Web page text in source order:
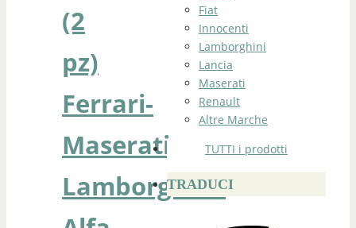
(2
pz)
Ferrari-
Maserati-
Lamborghini-
Fiat
Innocenti
Lamborghini
Lancia
Maserati
Renault
Altre Marche
TUTTI i prodotti
TRADUCI